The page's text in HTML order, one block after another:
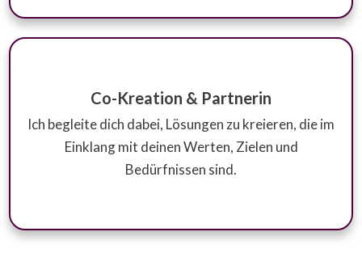
Co-Kreation & Partnerin
Ich begleite dich dabei, Lösungen zu kreieren, die im
Einklang mit deinen Werten, Zielen und
Bedürfnissen sind.